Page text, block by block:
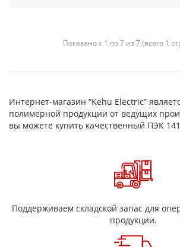
Показано с 1 по 7 из 7 (всего 1
Интернет-магазин “Kehu Electric”
полимерной продукции от ведущих
вы можете купить качественный ПЭК 141
Поддерживаем складской запас для
продукции.